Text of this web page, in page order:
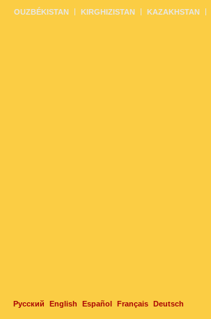
Русский English Español Français Deutsch
OUZBÉKISTAN KIRGHIZISTAN KAZAKHSTAN